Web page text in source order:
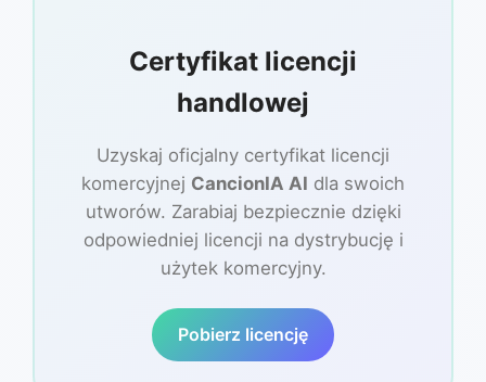
Certyfikat licencji
handlowej
Uzyskaj oficjalny certyfikat licencji
komercyjnej CancionIA AI dla swoich
utworów. Zarabiaj bezpiecznie dzięki
odpowiedniej licencji na dystrybucję i
użytek komercyjny.
Pobierz licencję